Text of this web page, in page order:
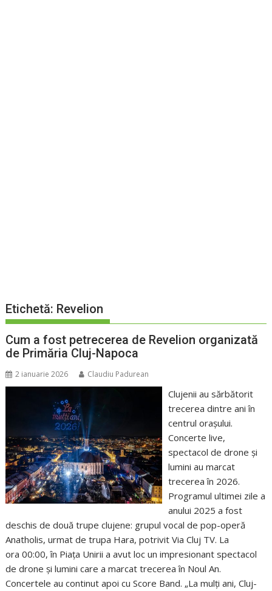
Etichetă: Revelion
Cum a fost petrecerea de Revelion organizată
de Primăria Cluj-Napoca
2 ianuarie 2026 Claudiu Padurean
Clujenii au sărbătorit
trecerea dintre ani în
centrul orașului.
Concerte live,
spectacol de drone și
lumini au marcat
trecerea în 2026.
Programul ultimei zile a
anului 2025 a fost
deschis de două trupe clujene: grupul vocal de pop-operă
Anatholis, urmat de trupa Hara, potrivit Via Cluj TV. La
ora 00:00, în Piața Unirii a avut loc un impresionant spectacol
de drone și lumini care a marcat trecerea în Noul An.
Concertele au continut apoi cu Score Band. „La mulți ani, Cluj-